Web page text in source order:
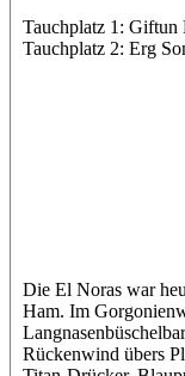
Tauchplatz 1: Giftun
Tauchplatz 2: Erg
Die El Noras war
Ham. Im
Rückenwind übers